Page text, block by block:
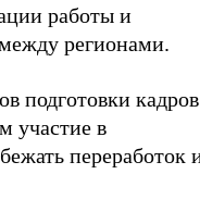
работы и
регионами.
подготовки кадров
участие в
переработок